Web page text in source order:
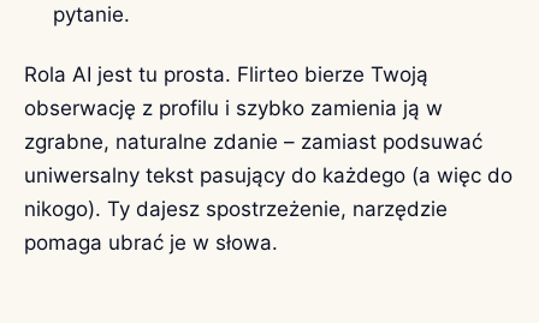
pytanie.
Rola AI jest tu prosta. Flirteo bierze Twoją
obserwację z profilu i szybko zamienia ją w
zgrabne, naturalne zdanie – zamiast podsuwać
uniwersalny tekst pasujący do każdego (a więc do
nikogo). Ty dajesz spostrzeżenie, narzędzie
pomaga ubrać je w słowa.